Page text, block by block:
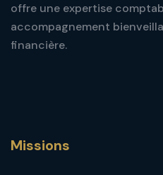
offre une expertise
accompagnement
financière.
Missions